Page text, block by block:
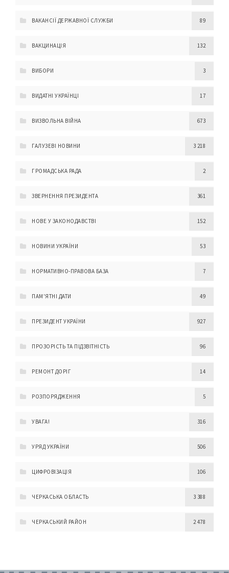
ВАКАНСІЇ ДЕРЖАВНОЇ СЛУЖБИ 89
ВАКЦИНАЦІЯ 132
ВИБОРИ 3
ВИДАТНІ УКРАЇНЦІ 17
ВИЗВОЛЬНА ВІЙНА 673
ГАЛУЗЕВІ НОВИНИ 3 218
ГРОМАДСЬКА РАДА 2
ЗВЕРНЕННЯ ПРЕЗИДЕНТА 361
НОВЕ У ЗАКОНОДАВСТВІ 152
НОВИНИ УКРАЇНИ 53
НОРМАТИВНО-ПРАВОВА БАЗА 7
ПАМ'ЯТНІ ДАТИ 49
ПРЕЗИДЕНТ УКРАЇНИ 927
ПРОЗОРІСТЬ ТА ПІДЗВІТНІСТЬ 96
РЕМОНТ ДОРІГ 14
РОЗПОРЯДЖЕННЯ 5
УВАГА! 316
УРЯД УКРАЇНИ 506
ЦИФРОВІЗАЦІЯ 106
ЧЕРКАСЬКА ОБЛАСТЬ 3 388
ЧЕРКАСЬКИЙ РАЙОН 2 478